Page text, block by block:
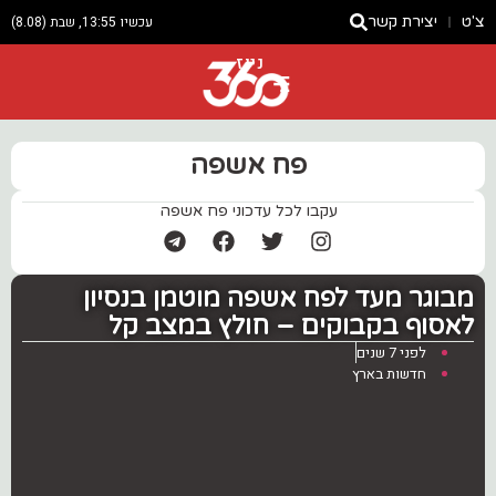
צ'ט יצירת קשר עכשיו 13:55, שבת (8.08)
ניוז
פח אשפה
עקבו לכל עדכוני פח אשפה
מבוגר מעד לפח אשפה מוטמן בנסיון
לאסוף בקבוקים – חולץ במצב קל
לפני 7 שנים
חדשות בארץ